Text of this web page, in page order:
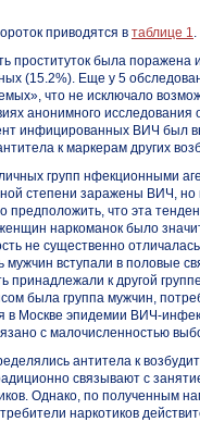
приводятся в таблице 1.
проституток была
(15.2%). Еще у 5
что не исключало
анонимного
инфицированных ВИЧ был
к маркерам других
групп нфекционными
степени заражены ВИЧ, но
что эта
наркоманок было
не существенно
мужчин вступали в половые
принадлежали к другой
была группа мужчин,
в Москве эпидемии ВИЧ-
с малочисленностью
антитела к
связывают с
Однако, по полученным
наркотиков